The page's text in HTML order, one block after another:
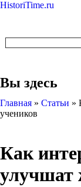
HistoriTime.ru
Вы здесь
Главная » Статьи »
учеников
Как
улучшат